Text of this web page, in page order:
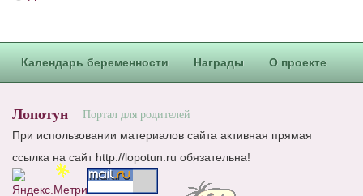
Календарь беременности Награды О проекте
Лопотун Портал для родителей
При использовании материалов сайта активная прямая
ссылка на сайт http://lopotun.ru обязательна!